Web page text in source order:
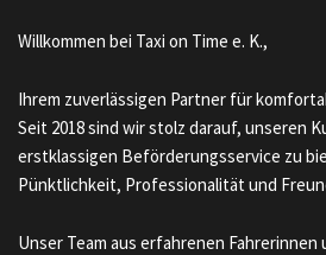
Willkommen bei Taxi on Time e. K.,
Ihrem zuverlässigen Partner für
Seit 2018 sind wir stolz darauf, unseren
erstklassigen Beförderungsservice zu
Pünktlichkeit, Professionalität und
Unser Team aus erfahrenen Fahrerinnen